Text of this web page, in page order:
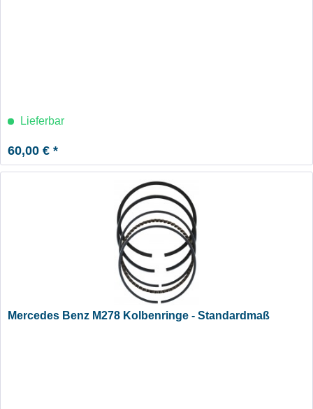
Lieferbar
60,00 € *
Mercedes Benz M278 Kolbenringe - Standardmaß